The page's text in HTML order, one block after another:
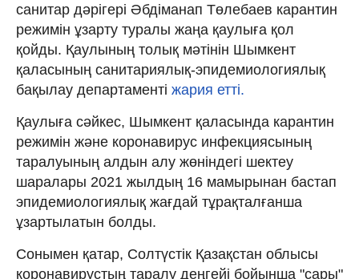
санитар дәрігері Әбдіманап Төлебаев карантин
режимін ұзарту туралы жаңа қаулыға қол
қойды. Қаулының толық мәтінін Шымкент
қаласының санитариялық-эпидемиологиялық
бақылау департаменті жария етті.
Қаулыға сәйкес, Шымкент қаласында карантин
режимін және коронавирус инфекциясының
таралуының алдын алу жөніндегі шектеу
шаралары 2021 жылдың 16 мамырынан бастап
эпидемиологиялық жағдай тұрақталғанша
ұзартылатын болды.
Сонымен қатар, Солтүстік Қазақстан облысы
коронавирустың таралу деңгейі бойынша "сары"